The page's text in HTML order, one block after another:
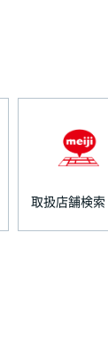
取扱店舗検索